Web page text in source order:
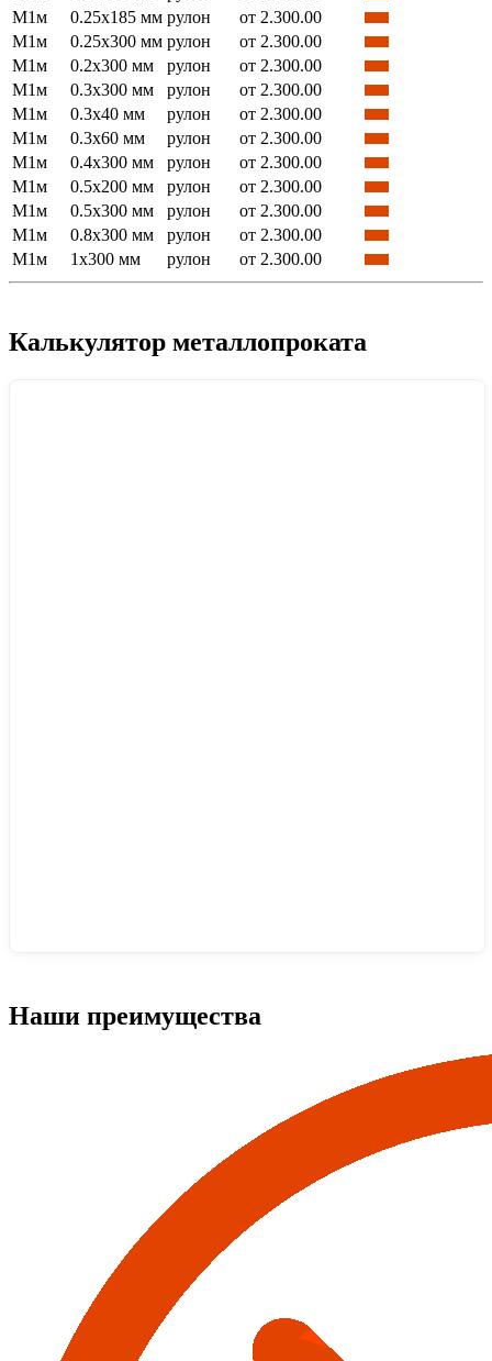
М1м
0.25x185 мм рулон
от 2.300.00
М1м
0.25x300 мм рулон
от 2.300.00
М1м
0.2x300 мм рулон
от 2.300.00
М1м
0.3x300 мм рулон
от 2.300.00
М1м
0.3x40 мм рулон
от 2.300.00
М1м
0.3x60 мм рулон
от 2.300.00
М1м
0.4x300 мм рулон
от 2.300.00
М1м
0.5x200 мм рулон
от 2.300.00
М1м
0.5x300 мм рулон
от 2.300.00
М1м
0.8x300 мм рулон
от 2.300.00
М1м
1x300 мм рулон от 2.300.00
Калькулятор металлопроката
Наши преимущества